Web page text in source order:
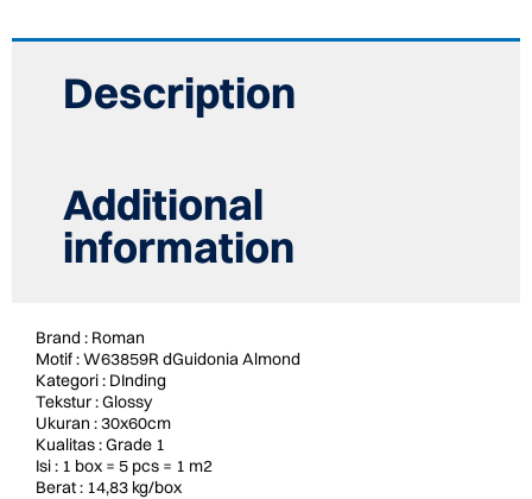
ALMONDDescription
Additional
information
Brand : Roman
Motif : W63859R dGuidonia Almond
Kategori : DInding
Tekstur : Glossy
Ukuran : 30x60cm
Kualitas : Grade 1
Isi : 1 box = 5 pcs = 1 m2
Berat : 14,83 kg/box